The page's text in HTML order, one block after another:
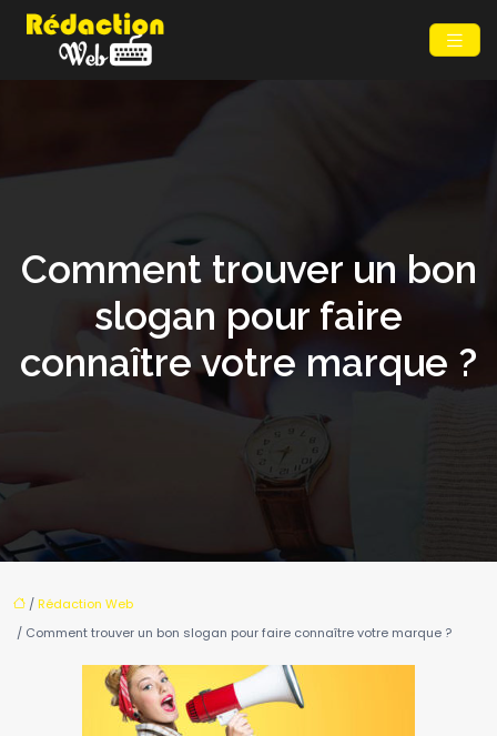
Comment trouver un bon
slogan pour faire
connaître votre marque ?
/Rédaction Web
/ Comment trouver un bon slogan pour faire connaître votre marque ?